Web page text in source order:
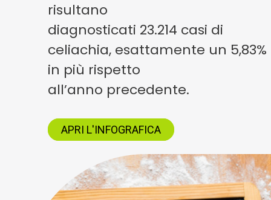
risultano
diagnosticati 23.214 casi di
celiachia, esattamente un 5,83%
in più rispetto
all’anno precedente.
APRI L'INFOGRAFICA